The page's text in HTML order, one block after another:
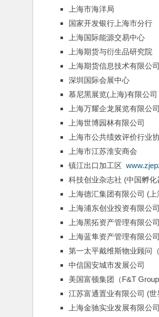
上海市海洋局
国家开发银行上海市分行
上海国际能源交易中心
上海期货与衍生品研究院
上海期货信息技术有限公
深圳国际会展中心
慕尼黑展览(上海)有限公司
上海万耀企龙展览有限公
上海世博园林有限公司
上海市公共绩效评价行业
上海市江苏淮安商会
镇江出口加工区
科技创业杂志社 (中国孵化
上海德汇集团有限公司 (
上海浦东创业投资有限公
上海黑拓资产管理有限公司
上海蓝隼资产管理有限公司
第一太平戴维斯物业顾问
中信国安城市发展公司
美国富顿集团（F&T
江苏富通置业有限公司 (
上海金驰实业发展有限公司